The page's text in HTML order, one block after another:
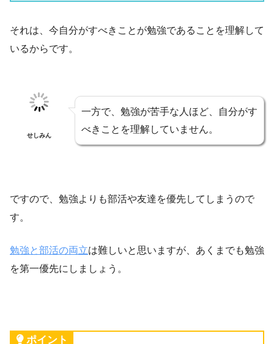
それは、今自分がすべきことが勉強であることを理解して
いるからです。
せしみん
一方で、勉強が苦手な人ほど、自分がす
べきことを理解していません。
ですので、勉強よりも部活や友達を優先してしまうので
す。
勉強と部活の両立は難しいと思いますが、あくまでも勉強
を第一優先にしましょう。
ポイント